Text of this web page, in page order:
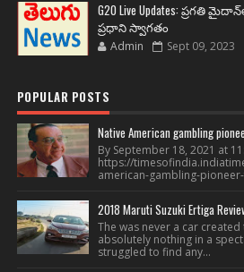
G20 Live Updates: ప్రగతి
ప్రధాని స్వాగతం
Admin Sept 09, 2023
POPULAR POSTS
Native American gambling
By September 18, 2021 at
https://
american-gambling-
2018 Maruti Suzuki Ertiga
The was never a car
absolutely nothing in a
struggled to find any...